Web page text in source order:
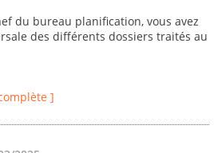
du bureau planification, vous avez
des différents dossiers traités au
]